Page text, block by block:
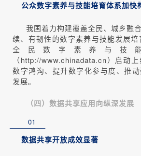
公众数字素养与技能培育体系加快
我国着力构建覆盖全民、城乡融
续、有韧性的数字素养与技能发展培
全民数字素养与技
（http://www.chinadata.cn）启动
数字鸿沟、提升数字化参与度、推
发展。
（四）数据共享应用向纵深发展
01
数据共享开放成效显著